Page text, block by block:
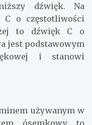
dźwięk. Na
C o częstotliwości
to dźwięk C o
jest podstawowym
i stanowi
używanym w
ósemkowy to